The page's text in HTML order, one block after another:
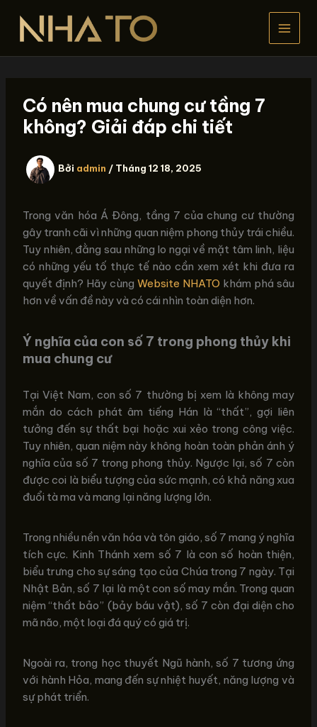
dung
Có nên mua chung cư tầng 7
không? Giải đáp chi tiết
Bởi admin / Tháng 12 18, 2025
Trong văn hóa Á Đông, tầng 7 của chung cư thường
gây tranh cãi vì những quan niệm phong thủy trái chiều.
Tuy nhiên, đằng sau những lo ngại về mặt tâm linh, liệu
có những yếu tố thực tế nào cần xem xét khi đưa ra
quyết định? Hãy cùng Website NHATO khám phá sâu
hơn về vấn đề này và có cái nhìn toàn diện hơn.
Ý nghĩa của con số 7 trong phong thủy khi
mua chung cư
Tại Việt Nam, con số 7 thường bị xem là không may
mắn do cách phát âm tiếng Hán là “thất”, gợi liên
tưởng đến sự thất bại hoặc xui xẻo trong công việc.
Tuy nhiên, quan niệm này không hoàn toàn phản ánh ý
nghĩa của số 7 trong phong thủy. Ngược lại, số 7 còn
được coi là biểu tượng của sức mạnh, có khả năng xua
đuổi tà ma và mang lại năng lượng lớn.
Trong nhiều nền văn hóa và tôn giáo, số 7 mang ý nghĩa
tích cực. Kinh Thánh xem số 7 là con số hoàn thiện,
biểu trưng cho sự sáng tạo của Chúa trong 7 ngày. Tại
Nhật Bản, số 7 lại là một con số may mắn. Trong quan
niệm “thất bảo” (bảy báu vật), số 7 còn đại diện cho
mã não, một loại đá quý có giá trị.
Ngoài ra, trong học thuyết Ngũ hành, số 7 tương ứng
với hành Hỏa, mang đến sự nhiệt huyết, năng lượng và
sự phát triển.